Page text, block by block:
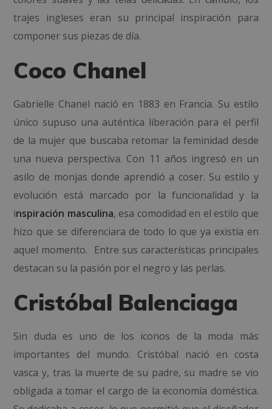
trajes ingleses eran su principal inspiración para
componer sus piezas de día.
Coco Chanel
Gabrielle Chanel nació en 1883 en Francia. Su estilo
único supuso una auténtica liberación para el perfil
de la mujer que buscaba retomar la feminidad desde
una nueva perspectiva. Con 11 años ingresó en un
asilo de monjas donde aprendió a coser. Su estilo y
evolución está marcado por la funcionalidad y la
inspiración masculina, esa comodidad en el estilo que
hizo que se diferenciara de todo lo que ya existía en
aquel momento. Entre sus características principales
destacan su la pasión por el negro y las perlas.
Cristóbal Balenciaga
Sin duda es uno de los iconos de la moda más
importantes del mundo. Cristóbal nació en costa
vasca y, tras la muerte de su padre, su madre se vio
obligada a tomar el cargo de la economía doméstica.